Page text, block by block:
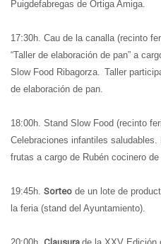
Puigdefabregas de Ortiga Amiga.
17:30h. Cau de la canalla (recinto
“Taller de elaboración de pan” a
Slow Food Ribagorza.
Taller
de elaboración de pan.
18:00h. Stand Slow Food (recinto
Celebraciones infantiles saludables
frutas a cargo de Rubén cocinero
19:45h. Sorteo de un lote de
la feria (stand del Ayuntamiento).